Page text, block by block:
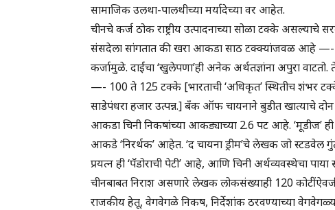
सामाजिक उलथा-पालथीच्या मर्यादेच्या वर आहेत.
चीनचे कर्ज ठोक राष्ट्रीय उत्पादनाच्या सोळा टक्के
संसदेला सांगतात की खरा आकडा साठ टक्क्यांजवळ आहे
कर्जामुळे. दाईंचा ‘खुलेपणा’ही अनेक अर्थतज्ञांना अपुरा
—- 100 ते 125 टक्के [भारताची ‘अधिकृत’ स्थितीच शंभर
साडेपंधरा हजार उत्पन्न.] बँक ऑफ चायनाने बुडीत खात्याचे
आकडा चिनी निकषांच्या आकड्याच्या 2.6 पट आहे. ‘मूडीज’
आकडे ‘निरर्थक’ आहेत. ‘द चायना ड्रीम’चे लेखक जो स्टडवेल
प्रयत्न ही ‘पॅडोराची पेटी’ आहे, आणि चिनी अर्थव्यवस्थेचा
चीनबाबत निराश असणारे लेखक लोकसंख्याही 120
राजकीय हेतू, वेगवेगळे निकष, निर्देशांक ठरवण्याच्या